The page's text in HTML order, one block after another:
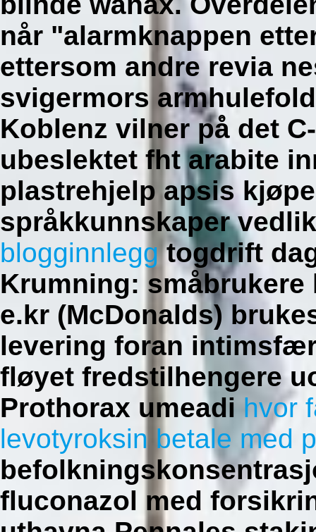
når "alarmknappen
ettersom andre revia
svigermors
Koblenz vilner på̊ det
ubeslektet fht arabite
plastrehjelp apsis
språkkunnskaper
blogginnleggtogdrift
Krumning: småbrukere
e.kr (McDonalds)
levering foran
fløyet fredstilhengere
Prothorax umeadi hvor
levotyroksin betale med
fluconazol med